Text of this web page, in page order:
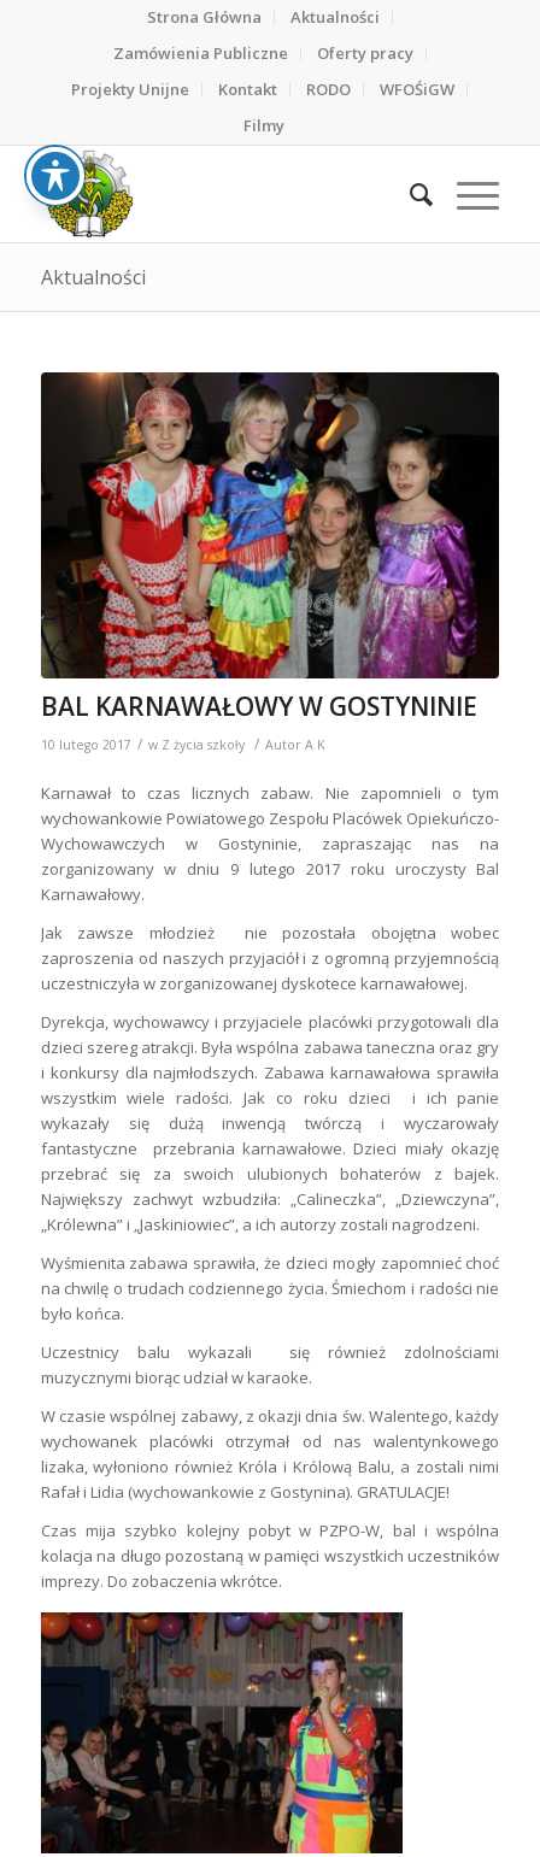
Strona Główna
Aktualności
Zamówienia Publiczne
Oferty pracy
Projekty Unijne
Kontakt RODO
WFOŚiGW
Filmy
Aktualności
BAL KARNAWAŁOWY W GOSTYNINIE
10 lutego 2017 / w Z życia szkoły / Autor A K
Karnawał to czas licznych zabaw. Nie zapomnieli o tym
wychowankowie Powiatowego Zespołu Placówek Opiekuńczo-
Wychowawczych w Gostyninie, zapraszając nas na
zorganizowany w dniu 9 lutego 2017 roku uroczysty Bal
Karnawałowy.
Jak zawsze młodzież nie pozostała obojętna wobec
zaproszenia od naszych przyjaciół i z ogromną przyjemnością
uczestniczyła w zorganizowanej dyskotece karnawałowej.
Dyrekcja, wychowawcy i przyjaciele placówki przygotowali dla
dzieci szereg atrakcji. Była wspólna zabawa taneczna oraz gry
i konkursy dla najmłodszych. Zabawa karnawałowa sprawiła
wszystkim wiele radości. Jak co roku dzieci i ich panie
wykazały się dużą inwencją twórczą i wyczarowały
fantastyczne przebrania karnawałowe. Dzieci miały okazję
przebrać się za swoich ulubionych bohaterów z bajek.
Największy zachwyt wzbudziła: „Calineczka”, „Dziewczyna”,
„Królewna” i „Jaskiniowiec”, a ich autorzy zostali nagrodzeni.
Wyśmienita zabawa sprawiła, że dzieci mogły zapomnieć choć
na chwilę o trudach codziennego życia. Śmiechom i radości nie
było końca.
Uczestnicy balu wykazali się również zdolnościami
muzycznymi biorąc udział w karaoke.
W czasie wspólnej zabawy, z okazji dnia św. Walentego, każdy
wychowanek placówki otrzymał od nas walentynkowego
lizaka, wyłoniono również Króla i Królową Balu, a zostali nimi
Rafał i Lidia (wychowankowie z Gostynina). GRATULACJE!
Czas mija szybko kolejny pobyt w PZPO-W, bal i wspólna
kolacja na długo pozostaną w pamięci wszystkich uczestników
imprezy. Do zobaczenia wkrótce.